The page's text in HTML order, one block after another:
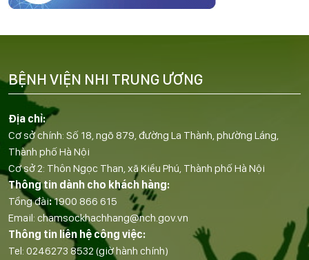
Địa chỉ:
Cơ sở chính: Số 18, ngõ 879, đường La Thành, phường Láng,
Thành phố Hà Nội
Cơ sở 2: Thôn Ngọc Than, xã Kiều Phú, Thành phố Hà Nội
Thông tin dành cho khách hàng:
Tổng đài:1900 866 615
Email: chamsockhachhang@nch.gov.vn
Thông tin liên hệ công việc:
Tel: 0246273 8532 (giờ hành chính)
BỆNH VIỆN NHI TRUNG ƯƠNG